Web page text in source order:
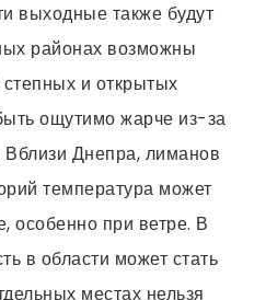
выходные также будут
районах возможны
и открытых
ощутимо жарче из-за
Вблизи Днепра, лиманов
температура может
особенно при ветре. В
в области может стать
местах нельзя